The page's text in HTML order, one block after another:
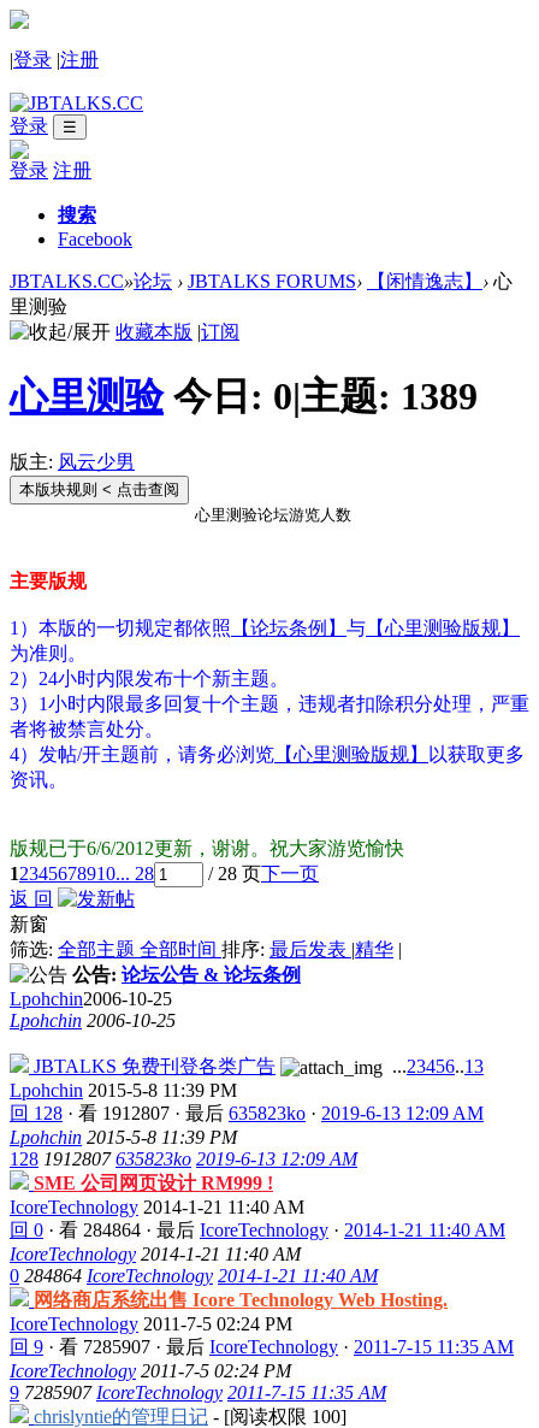
|登录 |注册
登录 ☰
登录 注册
搜索
Facebook
JBTALKS.CC»论坛 › JBTALKS FORUMS› 【闲情逸志】 › 心
里测验
收藏本版 |订阅
心里测验 今日: 0|主题: 1389
版主: 风云少男
本版块规则 < 点击查阅
心里测验论坛游览人数
主要版规
1）本版的一切规定都依照 【论坛条例】 与 【心里测验版规】
为准则。
2）24小时内限发布十个新主题。
3）1小时内限最多回复十个主题，违规者扣除积分处理，严重
者将被禁言处分。
4）发帖/开主题前，请务必浏览 【心里测验版规】
以获取更多
资讯。
版规已于6/6/2012更新，谢谢。祝大家游览愉快
12345678910... 28 / 28 页下一页
返 回
新窗
筛选: 全部主题 全部时间 排序: 最后发表 |精华 |
公告: 论坛公告 & 论坛条例
Lpohchin2006-10-25
Lpohchin 2006-10-25
JBTALKS 免费刊登各类广告 ...23456..13
Lpohchin 2015-5-8 11:39 PM
回 128 · 看 1912807 · 最后 635823ko · 2019-6-13 12:09 AM
Lpohchin 2015-5-8 11:39 PM
128 1912807 635823ko 2019-6-13 12:09 AM
SME 公司网页设计 RM999 !
IcoreTechnology 2014-1-21 11:40 AM
回 0 · 看 284864 · 最后 IcoreTechnology · 2014-1-21 11:40 AM
IcoreTechnology 2014-1-21 11:40 AM
0 284864 IcoreTechnology 2014-1-21 11:40 AM
网络商店系统出售 Icore Technology Web Hosting.
IcoreTechnology 2011-7-5 02:24 PM
回 9 · 看 7285907 · 最后 IcoreTechnology · 2011-7-15 11:35 AM
IcoreTechnology 2011-7-5 02:24 PM
9 7285907 IcoreTechnology 2011-7-15 11:35 AM
chrislyntie的管理日记 - [阅读权限 100]